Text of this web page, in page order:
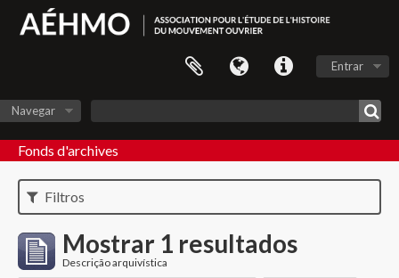
Entrar
Navegar
Fonds d'archives
Filtros
Mostrar 1 resultados
Descrição arquivística